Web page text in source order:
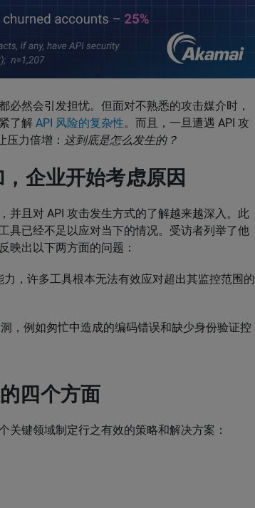
然会引发担忧。但面对不熟悉的攻击媒介时，
了解 API 风险的复杂性。而且，一旦遭遇 API 攻
压力倍增： 这到底是怎么发生的？
企业开始考虑原因
并且对 API 攻击发生方式的了解越来越深入。此
具已经不足以应对当下的情况。受访者列举了他
映出以下两方面的问题：
，许多工具根本无法有效应对超出其监控范围的
，例如匆忙中造成的编码错误和缺少身份验证控
四个方面
关键领域制定行之有效的策略和解决方案：